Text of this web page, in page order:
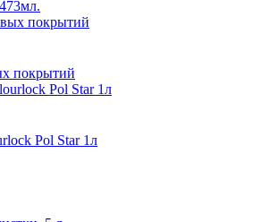
покрытий
Pol Star 1л